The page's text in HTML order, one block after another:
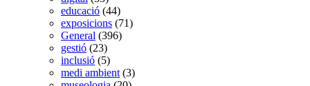
educació (44)
exposicions (71)
General (396)
gestió (23)
inclusió (5)
medi ambient (3)